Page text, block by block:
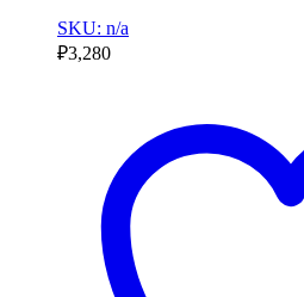
SKU: n/a
₽3,280